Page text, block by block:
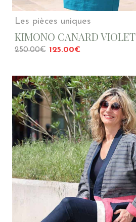
Les pièces uniques
KIMONO CANARD VIOLET
250.00€ 125.00€